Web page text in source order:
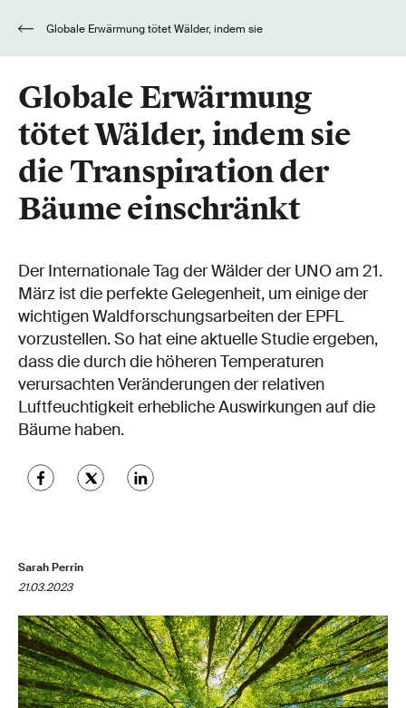
Globale Erwärmung
tötet Wälder, indem sie
die Transpiration der
Bäume einschränkt
Der Internationale Tag der Wälder der UNO am 21.
März ist die perfekte Gelegenheit, um einige der
wichtigen Waldforschungsarbeiten der EPFL
vorzustellen. So hat eine aktuelle Studie ergeben,
dass die durch die höheren Temperaturen
verursachten Veränderungen der relativen
Luftfeuchtigkeit erhebliche Auswirkungen auf die
Bäume haben.
Sarah Perrin
21.03.2023